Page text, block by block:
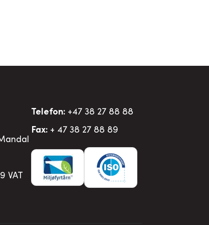
VAT
Telefon: +47 38 27 88 88
Fax: + 47 38 27 88 89